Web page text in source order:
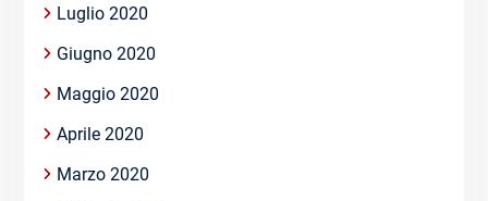
Luglio 2020
Giugno 2020
Maggio 2020
Aprile 2020
Marzo 2020